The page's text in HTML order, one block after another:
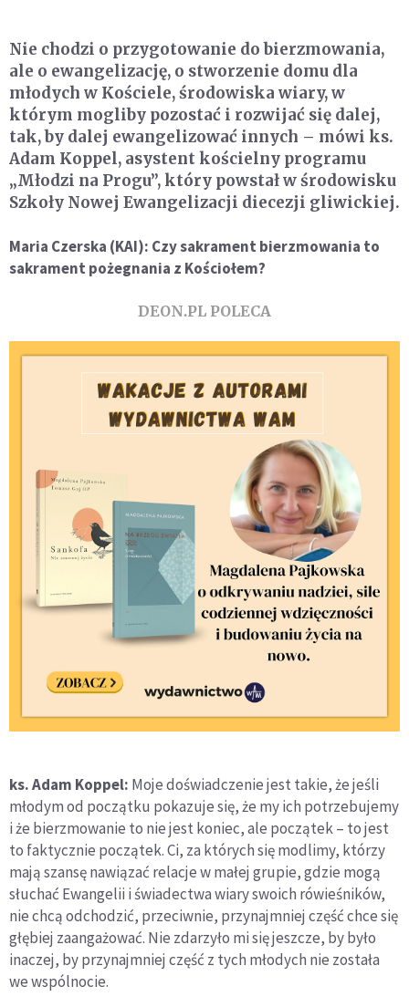
Nie chodzi o przygotowanie do bierzmowania,
ale o ewangelizację, o stworzenie domu dla
młodych w Kościele, środowiska wiary, w
którym mogliby pozostać i rozwijać się dalej,
tak, by dalej ewangelizować innych – mówi ks.
Adam Koppel, asystent kościelny programu
„Młodzi na Progu”, który powstał w środowisku
Szkoły Nowej Ewangelizacji diecezji gliwickiej.
Maria Czerska (KAI): Czy sakrament bierzmowania to
sakrament pożegnania z Kościołem?
DEON.PL POLECA
ks. Adam Koppel: Moje doświadczenie jest takie, że jeśli
młodym od początku pokazuje się, że my ich potrzebujemy
i że bierzmowanie to nie jest koniec, ale początek – to jest
to faktycznie początek. Ci, za których się modlimy, którzy
mają szansę nawiązać relacje w małej grupie, gdzie mogą
słuchać Ewangelii i świadectwa wiary swoich rówieśników,
nie chcą odchodzić, przeciwnie, przynajmniej część chce się
głębiej zaangażować. Nie zdarzyło mi się jeszcze, by było
inaczej, by przynajmniej część z tych młodych nie została
we wspólnocie.